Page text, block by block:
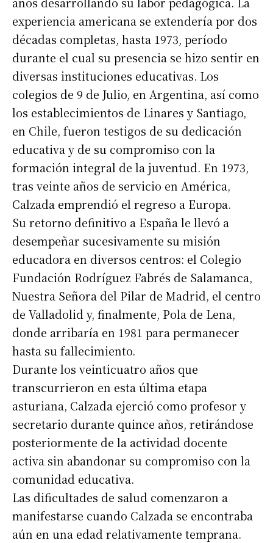
experiencia americana se extendería por dos
décadas completas, hasta 1973, período
durante el cual su presencia se hizo sentir en
diversas instituciones educativas. Los
colegios de 9 de Julio, en Argentina, así como
los establecimientos de Linares y Santiago,
en Chile, fueron testigos de su dedicación
educativa y de su compromiso con la
formación integral de la juventud. En 1973,
tras veinte años de servicio en América,
Calzada emprendió el regreso a Europa.
Su retorno definitivo a España le llevó a
desempeñar sucesivamente su misión
educadora en diversos centros: el Colegio
Fundación Rodríguez Fabrés de Salamanca,
Nuestra Señora del Pilar de Madrid, el centro
de Valladolid y, finalmente, Pola de Lena,
donde arribaría en 1981 para permanecer
hasta su fallecimiento.
Durante los veinticuatro años que
transcurrieron en esta última etapa
asturiana, Calzada ejerció como profesor y
secretario durante quince años, retirándose
posteriormente de la actividad docente
activa sin abandonar su compromiso con la
comunidad educativa.
Las dificultades de salud comenzaron a
manifestarse cuando Calzada se encontraba
aún en una edad relativamente temprana.